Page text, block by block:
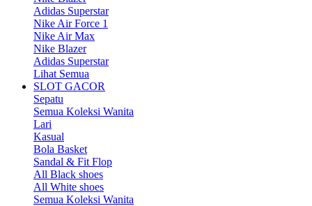
Adidas Superstar
Nike Air Force 1
Nike Air Max
Nike Blazer
Adidas Superstar
Lihat Semua
SLOT GACOR
Sepatu
Semua Koleksi Wanita
Lari
Kasual
Bola Basket
Sandal & Fit Flop
All Black shoes
All White shoes
Semua Koleksi Wanita